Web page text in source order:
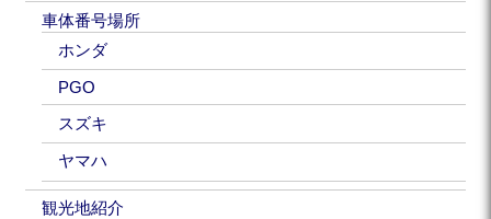
車体番号場所
ホンダ
PGO
スズキ
ヤマハ
観光地紹介